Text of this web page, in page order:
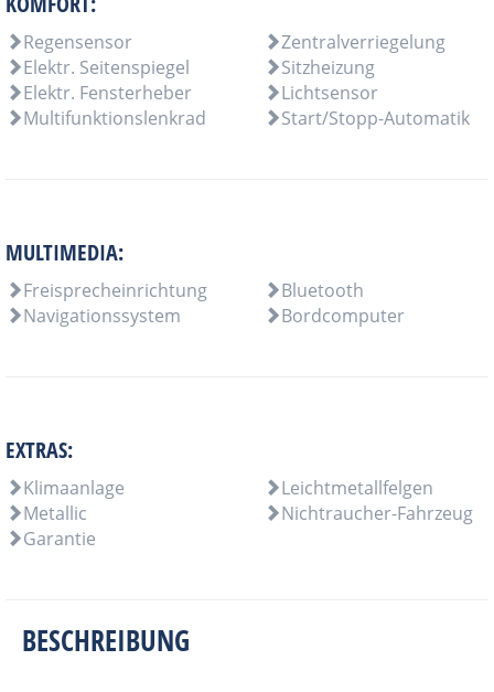
Regensensor
Zentralverriegelung
Elektr. Seitenspiegel
Sitzheizung
Elektr. Fensterheber
Lichtsensor
Multifunktionslenkrad
Start/Stopp-Automatik
MULTIMEDIA:
Freisprecheinrichtung
Bluetooth
Navigationssystem
Bordcomputer
EXTRAS:
Klimaanlage
Leichtmetallfelgen
Metallic
Nichtraucher-Fahrzeug
Garantie
BESCHREIBUNG